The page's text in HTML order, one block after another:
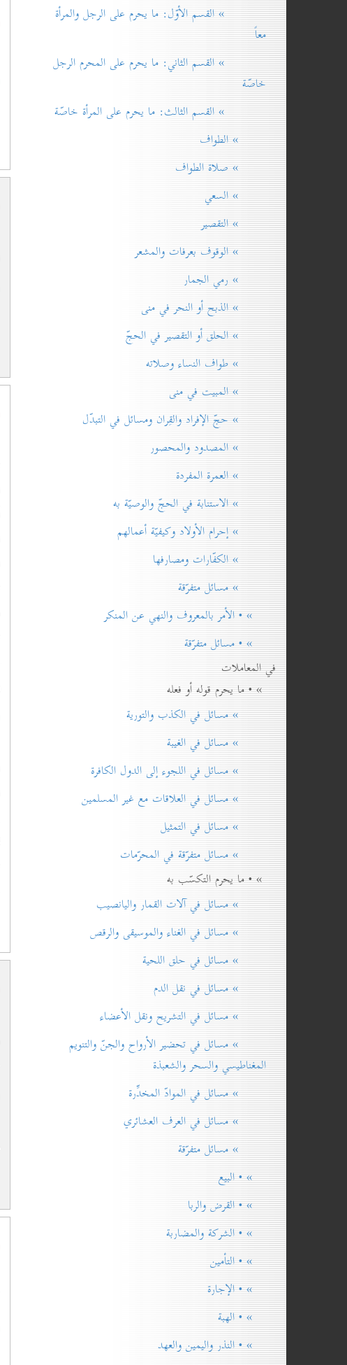
» القسم الأوّل: ما يحرم على الرجل والمرأة
معاً
» القسم الثاني: ما يحرم على المحرم الرجل
خاصّة
» القسم الثالث: ما يحرم على المرأة خاصّة
» الطواف
» صلاة الطواف
» السعي
» التقصير
» الوقوف بعرفات والمشعر
» رمي الجمار
» الذبح أو النحر في منى
» الحلق أو التقصير في الحجّ
» طواف النساء وصلاته
» المبيت في منى
» حجّ الإفراد والقِران ومسائل في التبدّل
» المصدود والمحصور
» العمرة المفردة
» الاستنابة في الحجّ والوصيّة به
» إحرام الأولاد وكيفيّة أعمالهم
» الكفّارات ومصارفها
» مسائل متفرّقة
» • الأمر بالمعروف والنهي عن المنكر
» • مسائل متفرّقة
في المعاملات
» • ما يحرم قوله أو فعله
» مسائل في الكذب والتورية
» مسائل في الغيبة
» مسائل في اللجوء إلى الدول الكافرة
» مسائل في العلاقات مع غير المسلمين
» مسائل في التمثيل
» مسائل متفرّقة في المحرّمات
» • ما يحرم التكسّب به
» مسائل في آلات القمار واليانصيب
» مسائل في الغناء والموسيقى والرقص
» مسائل في حلق اللحية
» مسائل في نقل الدم
» مسائل في التشريح ونقل الأعضاء
» مسائل في تحضير الأرواح والجنّ والتنويم
المغناطيسي والسحر والشعبذة
» مسائل في الموادّ المخدِّرة
» مسائل في العرف العشائري
» مسائل متفرّقة
» • البيع
» • القرض والربا
» • الشركة والمضاربة
» • التأمين
» • الإجارة
» • الهبة
» • النذر واليمين والعهد